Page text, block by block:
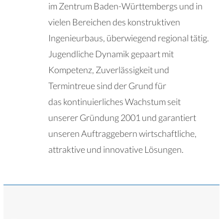
im Zentrum Baden-Württembergs und in
vielen Bereichen des konstruktiven
Ingenieurbaus, überwiegend regional tätig.
Jugendliche Dynamik gepaart mit
Kompetenz, Zuverlässigkeit und
Termintreue sind der Grund für
das kontinuierliches Wachstum seit
unserer Gründung 2001 und garantiert
unseren Auftraggebern wirtschaftliche,
attraktive und innovative Lösungen.